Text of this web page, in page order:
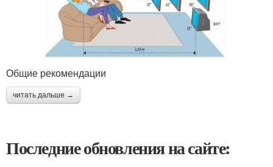
Общие рекомендации
читать дальше →
Последние обновления на сайте: